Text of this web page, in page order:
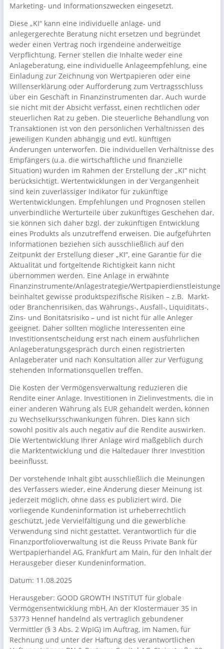
Marketing- und Informationszwecken eingesetzt.
Diese „KI“ kann eine individuelle anlage- und
anlegergerechte Beratung nicht ersetzen und begründet
weder einen Vertrag noch irgendeine anderweitige
Verpflichtung. Ferner stellen die Inhalte weder eine
Anlageberatung, eine individuelle Anlageempfehlung, eine
Einladung zur Zeichnung von Wertpapieren oder eine
Willenserklärung oder Aufforderung zum Vertragsschluss
über ein Geschäft in Finanzinstrumenten dar. Auch wurde
sie nicht mit der Absicht verfasst, einen rechtlichen oder
steuerlichen Rat zu geben. Die steuerliche Behandlung von
Transaktionen ist von den persönlichen Verhältnissen des
jeweiligen Kunden abhängig und evtl. künftigen
Änderungen unterworfen. Die individuellen Verhältnisse des
Empfängers (u.a. die wirtschaftliche und finanzielle
Situation) wurden im Rahmen der Erstellung der „KI“ nicht
berücksichtigt. Wertentwicklungen in der Vergangenheit
sind kein zuverlässiger Indikator für zukünftige
Wertentwicklungen. Empfehlungen und Prognosen stellen
unverbindliche Werturteile über zukünftiges Geschehen dar,
sie können sich daher bzgl. der zukünftigen Entwicklung
eines Produkts als unzutreffend erweisen. Die aufgeführten
Informationen beziehen sich ausschließlich auf den
Zeitpunkt der Erstellung dieser „KI“, eine Garantie für die
Aktualität und fortgeltende Richtigkeit kann nicht
übernommen werden. Eine Anlage in erwähnte
Finanzinstrumente/Anlagestrategie/
beinhaltet gewisse produktspezifische Risiken – z.B. Markt-
oder Branchenrisiken, das Währungs-, Ausfall-, Liquiditäts-,
Zins- und Bonitätsrisiko – und ist nicht für alle Anleger
geeignet. Daher sollten mögliche Interessenten eine
Investitionsentscheidung erst nach einem ausführlichen
Anlageberatungsgespräch durch einen registrierten
Anlageberater und nach Konsultation aller zur Verfügung
stehenden Informationsquellen treffen.
Die Kosten der Vermögensverwaltung reduzieren die
Rendite einer Anlage. Investitionen in Zielinvestments, die in
einer anderen Währung als EUR gehandelt werden, können
zu Wechselkursschwankungen führen. Dies kann sich
sowohl positiv als auch negativ auf die Rendite auswirken.
Die Wertentwicklung Ihrer Anlage wird maßgeblich durch
die Marktentwicklung und die Haltedauer Ihrer Investition
beeinflusst.
Der vorstehende Inhalt gibt ausschließlich die Meinungen
des Verfassers wieder, eine Änderung dieser Meinung ist
jederzeit möglich, ohne dass es publiziert wird. Die
vorliegende Kundeninformation ist urheberrechtlich
geschützt, jede Vervielfältigung und die gewerbliche
Verwendung sind nicht gestattet. Verantwortlich für die
Finanzportfolioverwaltung ist die Reuss Private Bank für
Wertpapierhandel AG, Frankfurt am Main, für den Inhalt der
Herausgeber dieser Kundeninformation.
Datum: 11.08.2025
Herausgeber: GOOD GROWTH INSTITUT für globale
Vermögensentwicklung mbH, An der Klostermauer 35 in
53773 Hennef handelnd als vertraglich gebundener
Vermittler (§ 3 Abs. 2 WpIG) im Auftrag, im Namen, für
Rechnung und unter der Haftung des verantwortlichen